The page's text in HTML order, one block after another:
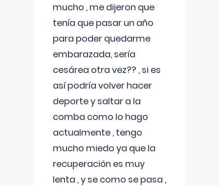
mucho , me dijeron que
tenía que pasar un año
para poder quedarme
embarazada, sería
cesárea otra vez?? , si es
así podría volver hacer
deporte y saltar a la
comba como lo hago
actualmente , tengo
mucho miedo ya que la
recuperación es muy
lenta , y se como se pasa ,